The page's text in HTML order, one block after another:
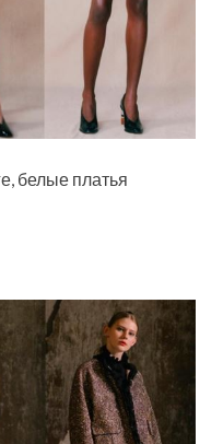
белые платья